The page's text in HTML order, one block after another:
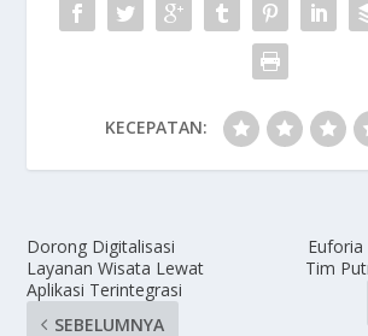
KECEPATAN:
Dorong Digitalisasi
Layanan Wisata Lewat
Aplikasi Terintegrasi
SEBELUMNYA
Tim